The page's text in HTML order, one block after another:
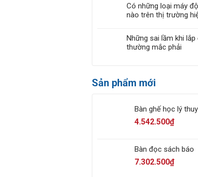
Có những loại máy
nào trên thị trường
Những sai lầm khi
thường mắc phải
Sản phẩm mới
Bàn ghế học lý
4.542.500₫
Bàn đọc sách báo
7.302.500₫